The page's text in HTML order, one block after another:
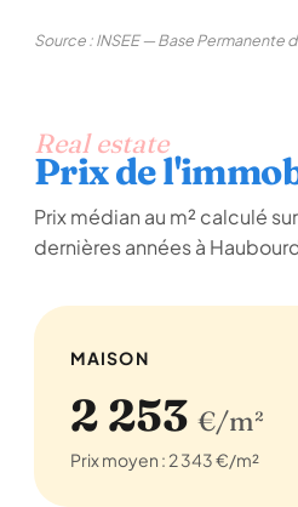
Source : INSEE — Base Permanente
Real estate
Prix de
Prix médian au m² calculé
dernières années à
MAISON
2 253 €/m²
Prix moyen : 2 343 €/m²